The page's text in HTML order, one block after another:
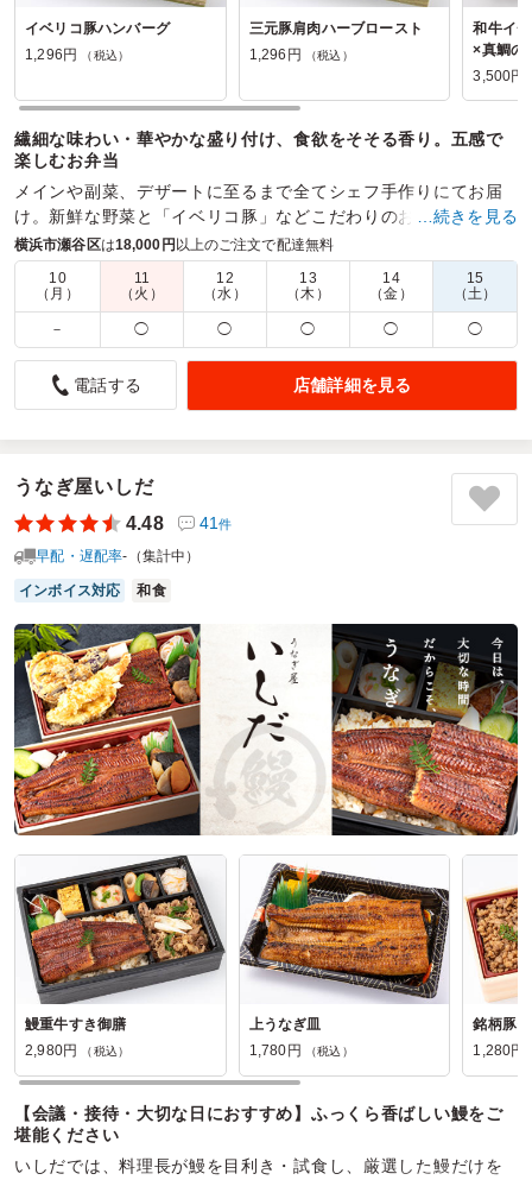
イベリコ豚ハンバーグ
1,296円
（税込）
三元豚肩肉ハーブロースト
1,296円
（税込）
和牛イ
×真鯛の
コ豚の
3,500円
繊細な味わい・華やかな盛り付け、食欲をそそる香り。五感で
楽しむお弁当
メインや副菜、デザートに至るまで全てシェフ手作りにてお届
け。新鮮な野菜と「イベリコ豚」などこだわりのお肉のうまみ
を味わって頂ける本格フレンチ×スペインのお弁当。
商品数： 締切日時： 2日前20:00 価格帯：
300円～3,500円
配達時間：
9:00～21:00
彩りも味も楽しめるお弁当でした！
5.0
味が感じられるパエリアと、彩り豊かな副菜の一品一品が美
味しく、最後まで飽きずに楽しめました。トゥアンビ特製の
クラシックプリンも合わせて注文しましたが、食後のデザー
トまで楽しめる満足度の高いお弁当でした。
ご利用シーン：ロケ・撮影
参加者の年齢：30代～40代
男性多め
神奈川県横浜市瀬谷区阿久和西
2026/07/28
トゥアンビの口コミをもっと見る
…続きを見る
横浜市瀬谷区は18,000円以上のご注文で配達無料
10
（月）
11
（火）
12
（水）
13
（木）
14
（金）
15
（土）
－ ◯ ◯ ◯ ◯ ◯
電話する 店舗詳細を見る
うなぎ屋いしだ
4.48
41件
早配・遅配率-（集計中）
インボイス対応 和食
鰻重牛すき御膳
2,980円
（税込）
上うなぎ皿
1,780円
（税込）
銘柄豚
1,280円
【会議・接待・大切な日におすすめ】ふっくら香ばしい鰻をご
堪能ください
いしだでは、料理長が鰻を目利き・試食し、厳選した鰻だけを